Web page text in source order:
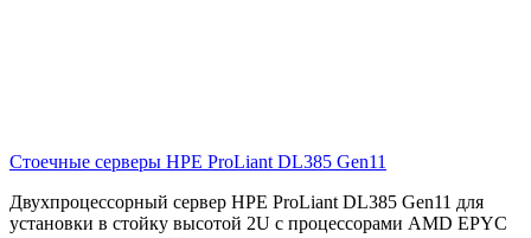
Стоечные серверы HPE ProLiant DL385 Gen11
Двухпроцессорный сервер HPE ProLiant DL385 Gen11 для
установки в стойку высотой 2U с процессорами AMD EPYC